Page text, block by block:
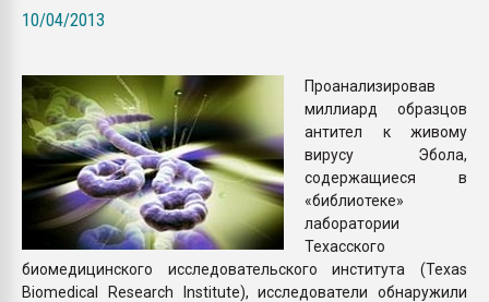
бутылок
ПЕРЕЙТИ НА
10/04/2013
Проанализировав
миллиард образцов
антител к живому
вирусу Эбола,
содержащиеся в
«библиотеке»
лаборатории
Техасского
биомедицинского исследовательского института (Texas
Biomedical Research Institute), исследователи обнаружили